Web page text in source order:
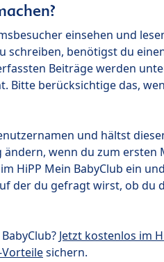
einsehen und
schreiben, benötigst du
Beiträge werden
Bitte berücksichtige das,
und hältst
wenn du zum ersten
HiPP Mein BabyClub ein
der du gefragt wirst, ob du
Jetzt kostenlos im
sichern.